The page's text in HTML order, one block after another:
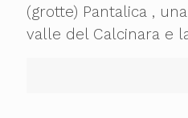
(grotte) Pantalica ,
valle del Calcinara e